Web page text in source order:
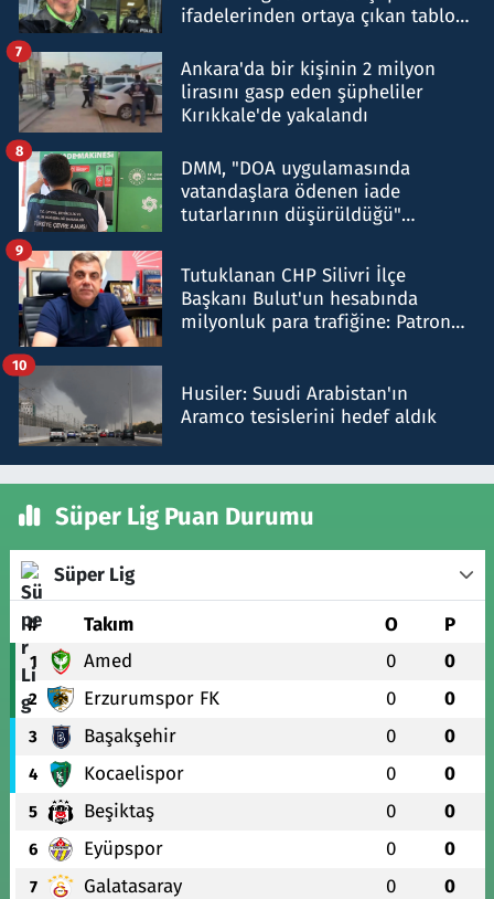
ifadelerinden ortaya çıkan tablo
Ankara'da bir kişinin 2 milyon
lirasını gasp eden şüpheliler
Kırıkkale'de yakalandı
7
DMM, "DOA uygulamasında
vatandaşlara ödenen iade
tutarlarının düşürüldüğü"
8
Tutuklanan CHP Silivri İlçe
Başkanı Bulut'un hesabında
milyonluk para trafiğine: Patron
9
Husiler: Suudi Arabistan'ın
Aramco tesislerini hedef aldık
10
Süper Lig Puan Durumu
Süper Lig
# Takım O P
1 Amed 0 0
2 Erzurumspor FK 0 0
3 Başakşehir 0 0
4 Kocaelispor 0 0
5 Beşiktaş 0 0
6 Eyüpspor 0 0
7 Galatasaray 0 0